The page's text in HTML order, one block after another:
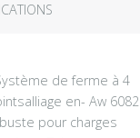
de ferme à 4
en- Aw 6082
pour charges